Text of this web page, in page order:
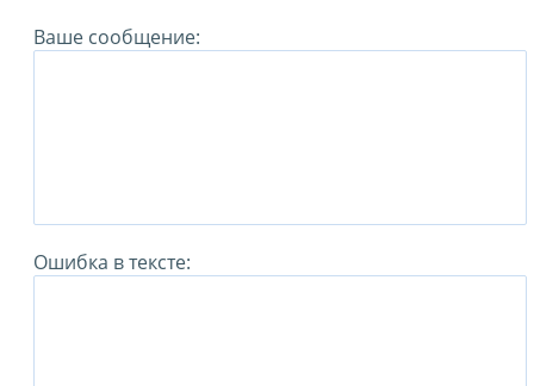
Ваше сообщение:
Ошибка в тексте: